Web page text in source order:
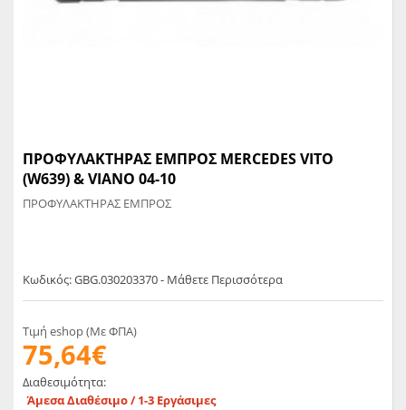
ΠΡΟΦΥΛΑΚΤΗΡΑΣ ΕΜΠΡΟΣ MERCEDES VITO
(W639) & VIANO 04-10
ΠΡΟΦΥΛΑΚΤΗΡΑΣ ΕΜΠΡΟΣ
Κωδικός: GBG.030203370 - Μάθετε Περισσότερα
Τιμή eshop (Με ΦΠΑ)
75,64€
Διαθεσιμότητα:
Άμεσα Διαθέσιμο / 1-3 Εργάσιμες